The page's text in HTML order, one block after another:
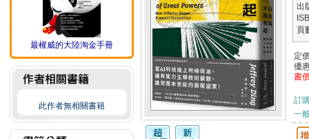
最權威的大陸淘金手冊
此作者無相關書籍
出
頁
定
優
書
訂
一